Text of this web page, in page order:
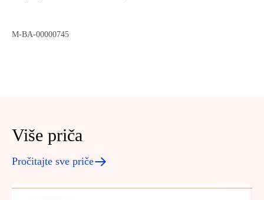
M-BA-00000745
Više priča
Pročitajte sve priče